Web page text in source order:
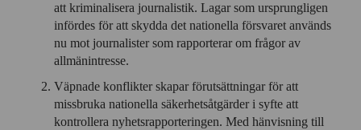
att kriminalisera journalistik. Lagar som ursprungligen
infördes för att skydda det nationella försvaret används
nu mot journalister som rapporterar om frågor av
allmänintresse.
Väpnade konflikter skapar förutsättningar för att
missbruka nationella säkerhetsåtgärder i syfte att
kontrollera nyhetsrapporteringen. Med hänvisning till